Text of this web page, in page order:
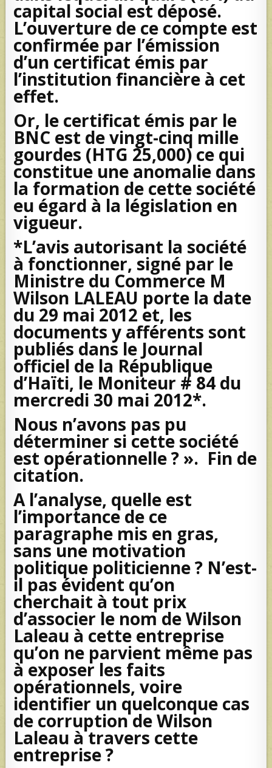
capital social est déposé.
L’ouverture de ce compte est
confirmée par l’émission
d’un certificat émis par
l’institution financière à cet
effet.
Or, le certificat émis par le
BNC est de vingt-cinq mille
gourdes (HTG 25,000) ce qui
constitue une anomalie dans
la formation de cette société
eu égard à la législation en
vigueur.
*L’avis autorisant la société
à fonctionner, signé par le
Ministre du Commerce M
Wilson LALEAU porte la date
du 29 mai 2012 et, les
documents y afférents sont
publiés dans le Journal
officiel de la République
d’Haïti, le Moniteur # 84 du
mercredi 30 mai 2012*.
Nous n’avons pas pu
déterminer si cette société
est opérationnelle ? ». Fin de
citation.
A l’analyse, quelle est
l’importance de ce
paragraphe mis en gras,
sans une motivation
politique politicienne ? N’est-
il pas évident qu’on
cherchait à tout prix
d’associer le nom de Wilson
Laleau à cette entreprise
qu’on ne parvient même pas
à exposer les faits
opérationnels, voire
identifier un quelconque cas
de corruption de Wilson
Laleau à travers cette
entreprise ?